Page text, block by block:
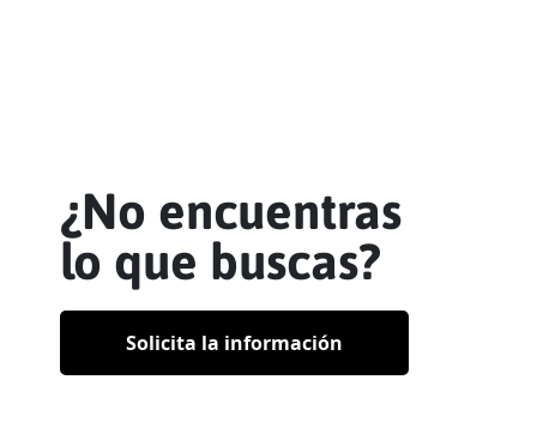
¿No encuentras
lo que buscas?
Solicita la información